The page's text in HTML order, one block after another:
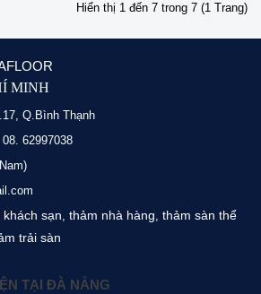
Hiển thị 1 đến 7 trong 7 (1 Trang)
MINH
Q.Bình Thạnh
62997038
khách sạn, thảm nhà hàng, thảm sàn thể
trải sàn
TẠI ĐÀ NẴNG